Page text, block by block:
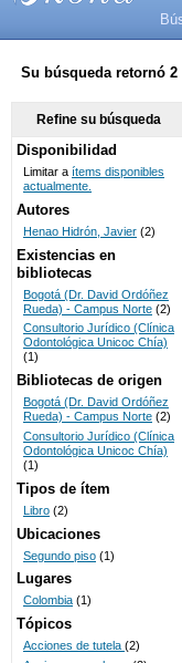
SISTEMAS
DE
BIBLIOTECAS
UNICOC
Su búsqueda retornó 2
Refine su búsqueda
Disponibilidad
Limitar a ítems disponibles
actualmente.
Autores
Henao Hidrón, Javier (2)
Existencias en
bibliotecas
Bogotá (Dr. David Ordóñez
Rueda) - Campus Norte (2)
Consultorio Jurídico (Clínica
Odontológica Unicoc Chía)
(1)
Bibliotecas de origen
Bogotá (Dr. David Ordóñez
Rueda) - Campus Norte (2)
Consultorio Jurídico (Clínica
Odontológica Unicoc Chía)
(1)
Tipos de ítem
Libro (2)
Ubicaciones
Segundo piso (1)
Lugares
Colombia (1)
Tópicos
Acciones de tutela (2)